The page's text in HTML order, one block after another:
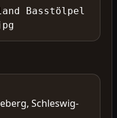
Basstölpel
Schleswig-